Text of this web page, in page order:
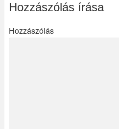
Hozzászólás írása
Hozzászólás